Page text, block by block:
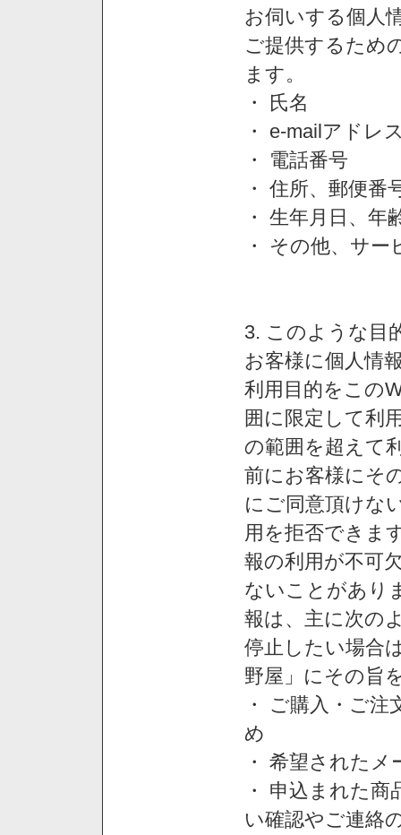
お伺いする個人
ご提供するため
ます。
・ 氏名
・ e-mailアドレ
・ 電話番号
・ 住所、郵便番
・ 生年月日、年
・ その他、サ
3. このような目
お客様に個人情
利用目的をこの
囲に限定して利
の範囲を超えて
前にお客様にそ
にご同意頂けな
用を拒否できま
報の利用が不可
ないことがあり
報は、主に次の
停止したい場合
野屋」にその旨
・ ご購入・ご
め
・ 希望された
・ 申込まれた
い確認やご連絡